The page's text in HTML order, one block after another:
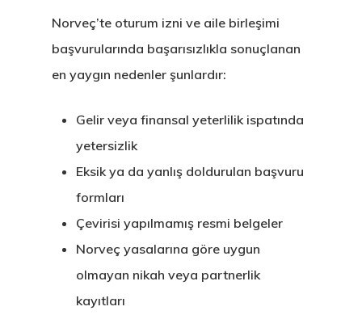
Norveç’te oturum izni ve aile birleşimi
başvurularında başarısızlıkla sonuçlanan
en yaygın nedenler şunlardır:
Gelir veya finansal yeterlilik ispatında
yetersizlik
Eksik ya da yanlış doldurulan başvuru
formları
Çevirisi yapılmamış resmi belgeler
Norveç yasalarına göre uygun
olmayan nikah veya partnerlik
kayıtları
Estonya
Vize Programı
Residence
– Startup Visa
Finladiya
Vize Programı